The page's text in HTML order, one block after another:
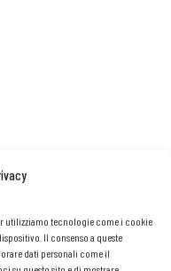
utilizziamo tecnologie come i cookie
Il consenso a queste
dati personali come il